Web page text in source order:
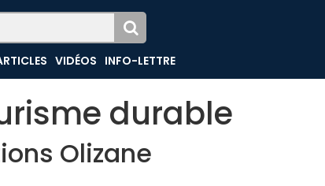
VIDÉOS INFO-LETTRE
durable
Olizane